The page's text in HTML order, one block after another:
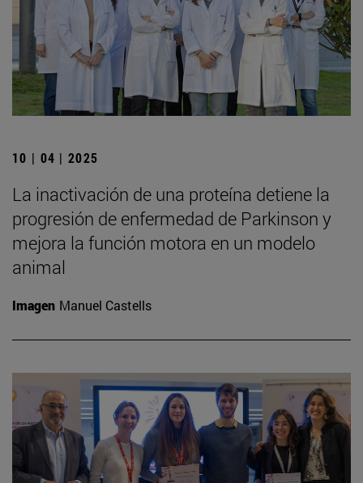
10 | 04 | 2025
La inactivación de una proteína detiene la
progresión de enfermedad de Parkinson y
mejora la función motora en un modelo
animal
Imagen Manuel Castells